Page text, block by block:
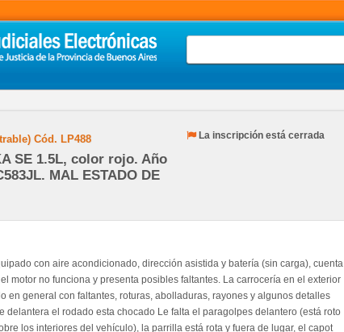
Cód. LP488
SE 1.5L, color rojo. Año
MAL ESTADO DE
La inscripción está cerrada
con aire acondicionado, dirección asistida y batería (sin carga), cuenta
motor no funciona y presenta posibles faltantes. La carrocería en el exterior
en general con faltantes, roturas, abolladuras, rayones y algunos detalles
delantera el rodado esta chocado Le falta el paragolpes delantero (está roto
los interiores del vehículo), la parrilla está rota y fuera de lugar, el capot